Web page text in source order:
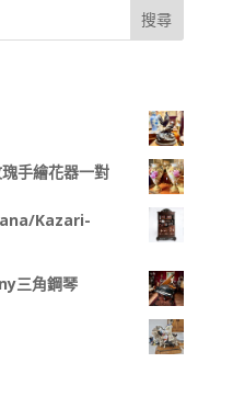
手繪花器一對
Kazari-
三角鋼琴